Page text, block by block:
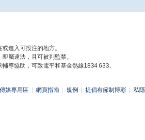
進入可投注的地方。
屬違法，且可被判監禁。
導協助，可致電平和基金熱線1834 633。
傳媒專用區 網頁指南 規例 提倡有節制博彩 私